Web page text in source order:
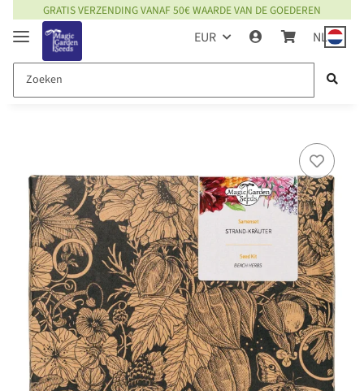
GRATIS VERZENDING VANAF 50€ WAARDE VAN DE GOEDEREN
EUR NL